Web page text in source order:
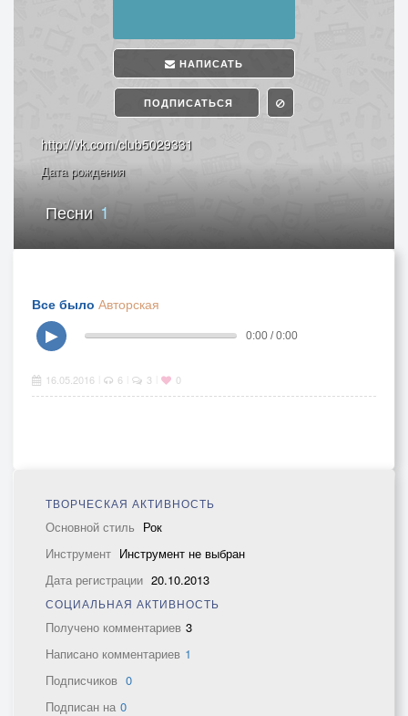
НАПИСАТЬ
ПОДПИСАТЬСЯ
http://vk.com/club5029331
Дата рождения
Песни1
Все было Авторская
▶
0:00 / 0:00
16.05.2016 6 3 0
ТВОРЧЕСКАЯ АКТИВНОСТЬ
Основной стиль Рок
Инструмент Инструмент не выбран
Дата регистрации 20.10.2013
СОЦИАЛЬНАЯ АКТИВНОСТЬ
Получено комментариев 3
Написано комментариев 1
Подписчиков 0
Подписан на 0